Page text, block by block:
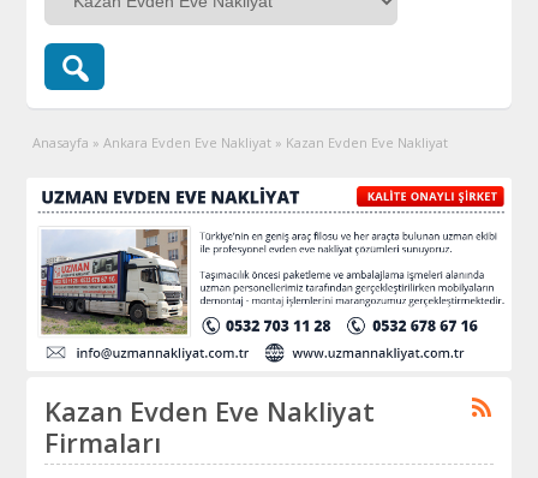
Anasayfa » Ankara Evden Eve Nakliyat » Kazan Evden Eve Nakliyat
Kazan Evden Eve Nakliyat
Firmaları